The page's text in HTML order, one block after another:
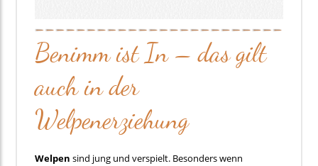
Benimm ist In – das gilt
auch in der
Welpenerziehung
Welpen sind jung und verspielt. Besonders wenn